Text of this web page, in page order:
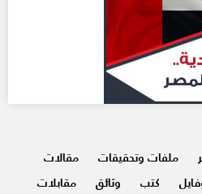
ملفات وتحقيقات
مقالات
كتب وثائق مقابلات